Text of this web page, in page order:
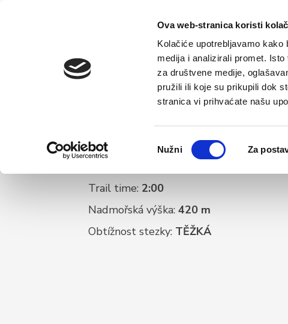
Ova web-stranica koristi
Kolačiće upotrebljavamo
medija i analizirali promet.
za društvene medije,
pružili ili koje su prikupili dok
stranica vi prihvaćate našu
pristanka
Nužni Za
Hlavní
Trail time: 2:00
Nadmořská výška: 420 m
Obtížnost stezky: TĚŽKÁ